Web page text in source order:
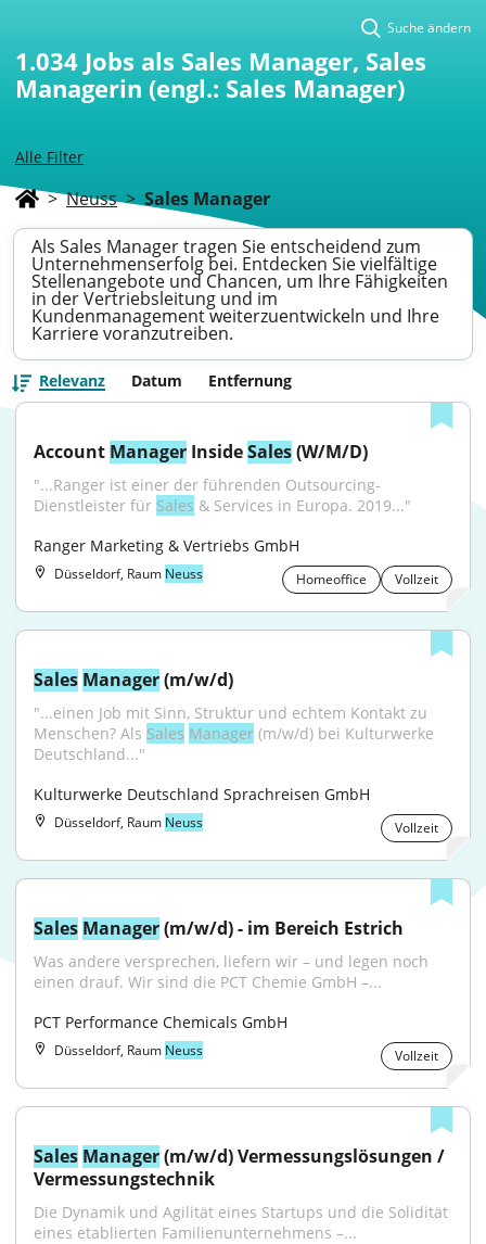
Alle Filter
Suche ändern
1.034 Jobs als Sales Manager, Sales
Managerin (engl.: Sales Manager)
> Neuss > Sales Manager
Als Sales Manager tragen Sie entscheidend zum
Unternehmenserfolg bei. Entdecken Sie vielfältige
Stellenangebote und Chancen, um Ihre Fähigkeiten
in der Vertriebsleitung und im
Kundenmanagement weiterzuentwickeln und Ihre
Karriere voranzutreiben.
Relevanz Datum Entfernung
Account Manager Inside Sales (W/M/D)
"...Ranger ist einer der führenden Outsourcing-
Dienstleister für Sales & Services in Europa. 2019..."
Ranger Marketing & Vertriebs GmbH
Düsseldorf, Raum Neuss Homeoffice Vollzeit
Sales Manager (m/w/d)
"...einen Job mit Sinn, Struktur und echtem Kontakt zu
Menschen? Als Sales Manager (m/w/d) bei Kulturwerke
Deutschland..."
Kulturwerke Deutschland Sprachreisen GmbH
Düsseldorf, Raum Neuss Vollzeit
Sales Manager (m/w/d) - im Bereich Estrich
Was andere versprechen, liefern wir – und legen noch
einen drauf. Wir sind die PCT Chemie GmbH –...
PCT Performance Chemicals GmbH
Düsseldorf, Raum Neuss Vollzeit
Sales Manager (m/w/d) Vermessungslösungen /
Vermessungstechnik
Die Dynamik und Agilität eines Startups und die Solidität
eines etablierten Familienunternehmens –...